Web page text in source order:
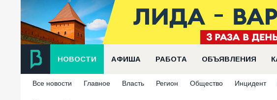
НОВОСТИ АФИША РАБОТА ОБЪЯВЛЕНИЯ
Все новости Главное Власть Регион Общество Инцидент